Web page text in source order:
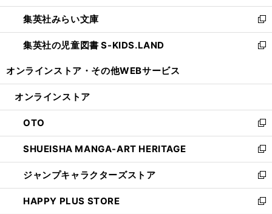
開
く
ウ
で
開
く
ン
ド
ウ
で
ウ
ィ
ン
ド
開
集英社みらい文庫
新
し
い
ン
ウ
で
開
く
集英社の児童図書 S-KIDS.LAND
新
ウ
ン
ド
ウ
で
開
く
オンラインストア・ その他WEBサービス
オンラインストア
OTO
新
し
い
ウ
ィ
ン
ド
SHUEISHA MANGA-ART HERITAGE
新
し
い
ウ
ィ
ジャンプキャラクターズストア
新
し
い
HAPPY PLUS STORE
新